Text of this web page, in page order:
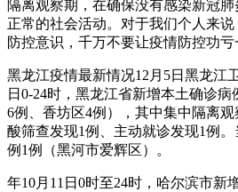
隔离观察期，在确保没有感染新冠
正常的社会活动。对于我们个人来
防控意识，千万不要让疫情防控功亏
黑龙江疫情最新情况12月5日黑龙江
日0-24时，黑龙江省新增本土确诊
6例、香坊区4例），其中集中隔离
酸筛查发现1例、主动就诊发现1例
例1例（黑河市爱辉区）。
年10月11日0时至24时，哈尔滨市新